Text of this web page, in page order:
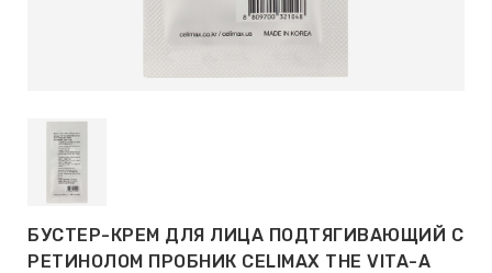
КРЕМЫ
ПАТЧИ
БУСТЕР-КРЕМ ДЛЯ ЛИЦА ПОДТЯГИВАЮЩИЙ С
РЕТИНОЛОМ ПРОБНИК CELIMAX THE VITA-A